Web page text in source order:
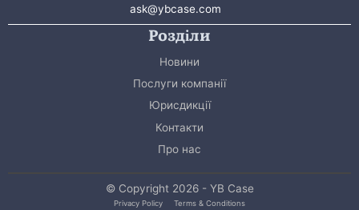
ask@ybcase.com
Розділи
Новини
Послуги компанії
Юрисдикції
Контакти
Про нас
© Copyright 2026 - YB Case
Privacy Policy Terms & Conditions